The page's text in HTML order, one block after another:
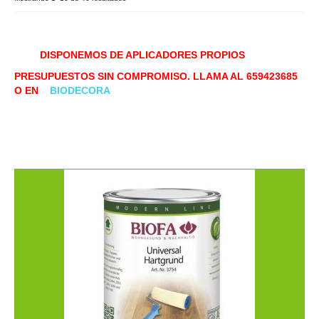
Contacto
Tienda
DISPONEMOS DE APLICADORES PROPIOS
PRESUPUESTOS SIN COMPROMISO. LLAMA AL 659423685
O EN BIODECORA